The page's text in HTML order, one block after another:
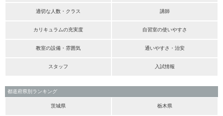
適切な人数・クラス 講師
カリキュラムの充実度 自習室の使いやすさ
教室の設備・雰囲気 通いやすさ・治安
スタッフ 入試情報
都道府県別ランキング
茨城県 栃木県